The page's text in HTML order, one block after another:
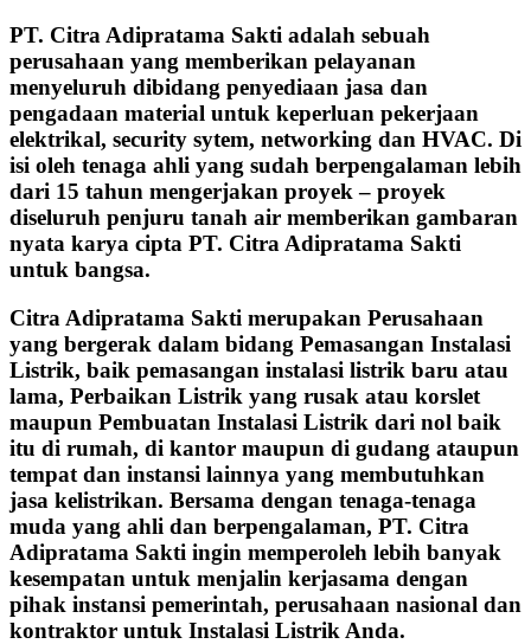
PT. Citra Adipratama Sakti adalah sebuah
perusahaan yang memberikan pelayanan
menyeluruh dibidang penyediaan jasa dan
pengadaan material untuk keperluan pekerjaan
elektrikal, security sytem, networking dan HVAC. Di
isi oleh tenaga ahli yang sudah berpengalaman lebih
dari 15 tahun mengerjakan proyek – proyek
diseluruh penjuru tanah air memberikan gambaran
nyata karya cipta PT. Citra Adipratama Sakti
untuk bangsa.
Citra Adipratama Sakti merupakan Perusahaan
yang bergerak dalam bidang Pemasangan Instalasi
Listrik, baik pemasangan instalasi listrik baru atau
lama, Perbaikan Listrik yang rusak atau korslet
maupun Pembuatan Instalasi Listrik dari nol baik
itu di rumah, di kantor maupun di gudang ataupun
tempat dan instansi lainnya yang membutuhkan
jasa kelistrikan. Bersama dengan tenaga-tenaga
muda yang ahli dan berpengalaman, PT. Citra
Adipratama Sakti ingin memperoleh lebih banyak
kesempatan untuk menjalin kerjasama dengan
pihak instansi pemerintah, perusahaan nasional dan
kontraktor untuk Instalasi Listrik Anda.